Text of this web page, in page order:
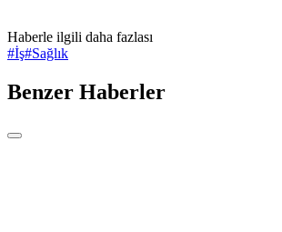
Haberle ilgili daha fazlası
#İş#Sağlık
Benzer Haberler